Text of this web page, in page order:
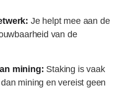
Je helpt mee aan de
van de
mining: Staking is vaak
mining en vereist geen